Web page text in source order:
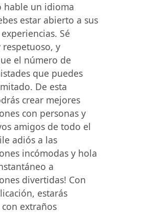
hable un idioma
estar abierto a sus
Sé
y
el número de
que puedes
De esta
crear mejores
con personas y
amigos de todo el
adiós a las
incómodas y hola
a
divertidas! Con
estarás
extraños